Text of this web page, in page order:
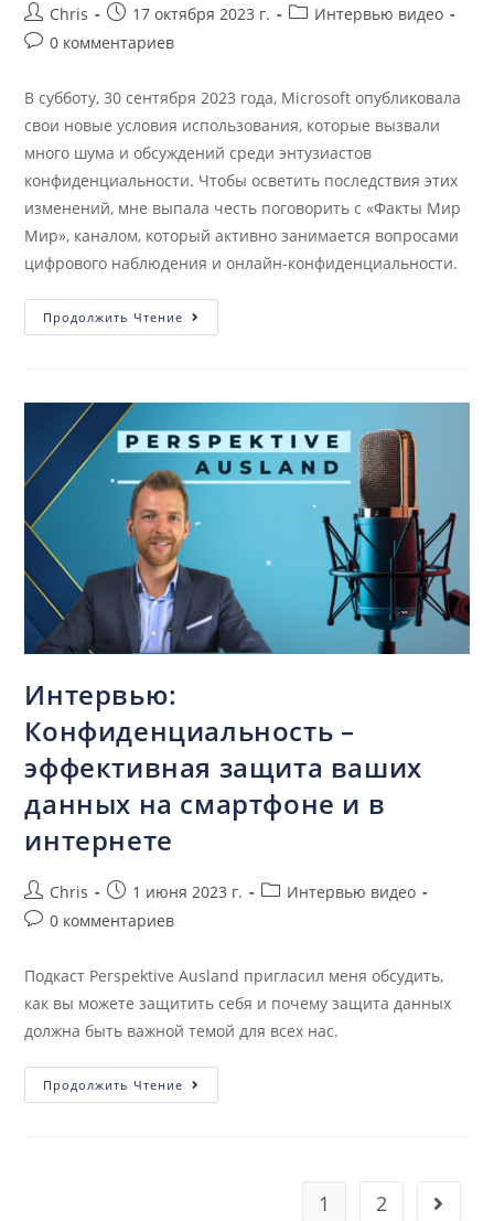
Chris 17 октября 2023 г.
Интервью видео
0 комментариев
В субботу, 30 сентября 2023 года, Microsoft опубликовала
свои новые условия использования, которые вызвали
много шума и обсуждений среди энтузиастов
конфиденциальности. Чтобы осветить последствия этих
изменений, мне выпала честь поговорить с «Факты Мир
Мир», каналом, который активно занимается вопросами
цифрового наблюдения и онлайн-конфиденциальности.
Продолжить Чтение
Интервью:
Конфиденциальность –
эффективная защита ваших
данных на смартфоне и в
интернете
Chris 1 июня 2023 г.
Интервью видео
0 комментариев
Подкаст Perspektive Ausland пригласил меня обсудить,
как вы можете защитить себя и почему защита данных
должна быть важной темой для всех нас.
Продолжить Чтение
1 2